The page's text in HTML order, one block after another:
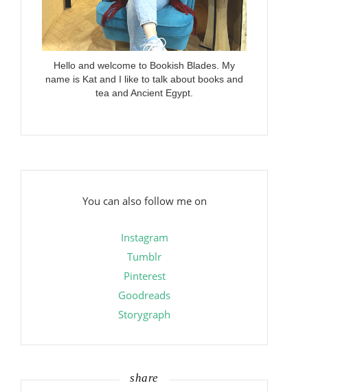
Hello and welcome to Bookish Blades. My
name is Kat and I like to talk about books and
tea and Ancient Egypt.
You can also follow me on
Instagram
Tumblr
Pinterest
Goodreads
Storygraph
share